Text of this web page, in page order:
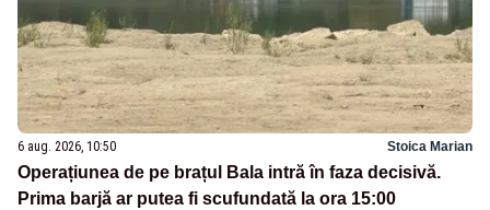
6 aug. 2026, 10:50 Stoica Marian
Operațiunea de pe brațul Bala intră în faza decisivă.
Prima barjă ar putea fi scufundată la ora 15:00